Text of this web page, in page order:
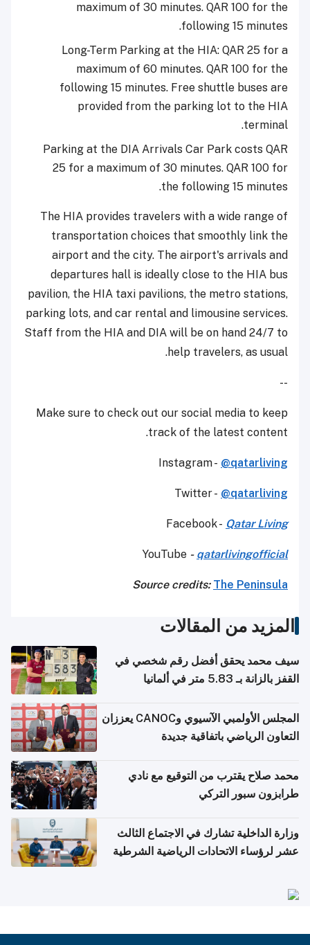
maximum of 30 minutes. QAR 100 for the
following 15 minutes.
Long-Term Parking at the HIA: QAR 25 for a
maximum of 60 minutes. QAR 100 for the
following 15 minutes. Free shuttle buses are
provided from the parking lot to the HIA
terminal.
Parking at the DIA Arrivals Car Park costs QAR
25 for a maximum of 30 minutes. QAR 100 for
the following 15 minutes.
The HIA provides travelers with a wide range of
transportation choices that smoothly link the
airport and the city. The airport's arrivals and
departures hall is ideally close to the HIA bus
pavilion, the HIA taxi pavilions, the metro stations,
parking lots, and car rental and limousine services.
Staff from the HIA and DIA will be on hand 24/7 to
help travelers, as usual.
--
Make sure to check out our social media to keep
track of the latest content.
Instagram - @qatarliving
Twitter - @qatarliving
Facebook - Qatar Living
YouTube - qatarlivingofficial
Source credits: The Peninsula
المزيد من المقالات
سيف محمد يحقق أفضل رقم شخصي في
القفز بالزانة بـ 5.83 متر في ألمانيا
المجلس الأولمبي الآسيوي وCANOC يعززان
التعاون الرياضي باتفاقية جديدة
محمد صلاح يقترب من التوقيع مع نادي
طرابزون سبور التركي
وزارة الداخلية تشارك في الاجتماع الثالث
عشر لرؤساء الاتحادات الرياضية الشرطية